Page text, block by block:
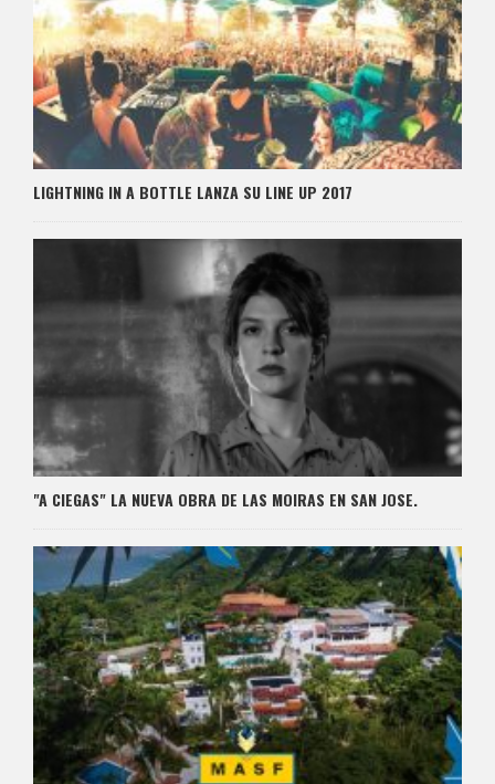
LIGHTNING IN A BOTTLE LANZA SU LINE UP 2017
"A CIEGAS" LA NUEVA OBRA DE LAS MOIRAS EN SAN JOSE.